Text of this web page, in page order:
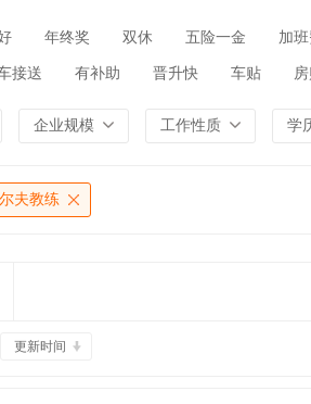
山东龙口南山国际高尔夫球会
发布了高
年终奖 双休 五险一金 加
接送 有补助 晋升快 车贴
企业规模 工作性质 学
夫教练
更新时间